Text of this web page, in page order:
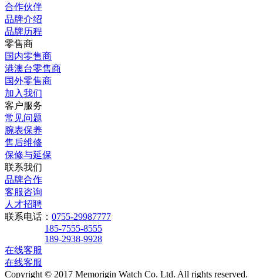
合作伙伴
品牌介绍
品牌历程
零售商
国内零售商
港澳台零售商
国外零售商
加入我们
客户服务
常见问题
腕表保养
售后维修
保修与延保
联系我们
品牌合作
客服咨询
人才招聘
联系电话： 0755-29987777
185-7555-8555
189-2938-9928
在线客服
在线客服
Copyright © 2017 Memorigin Watch Co. Ltd. All rights reserved.